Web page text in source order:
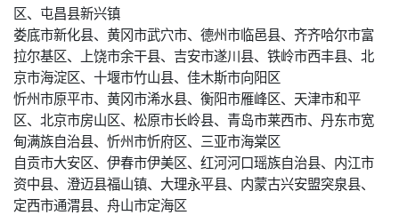
区、屯昌县新兴镇
娄底市新化县、黄冈市武穴市、德州市临邑县、齐齐哈尔市富
拉尔基区、上饶市余干县、吉安市遂川县、铁岭市西丰县、北
京市海淀区、十堰市竹山县、佳木斯市向阳区
忻州市原平市、黄冈市浠水县、衡阳市雁峰区、天津市和平
区、北京市房山区、松原市长岭县、青岛市莱西市、丹东市宽
甸满族自治县、忻州市忻府区、三亚市海棠区
自贡市大安区、伊春市伊美区、红河河口瑶族自治县、内江市
资中县、澄迈县福山镇、大理永平县、内蒙古兴安盟突泉县、
定西市通渭县、舟山市定海区